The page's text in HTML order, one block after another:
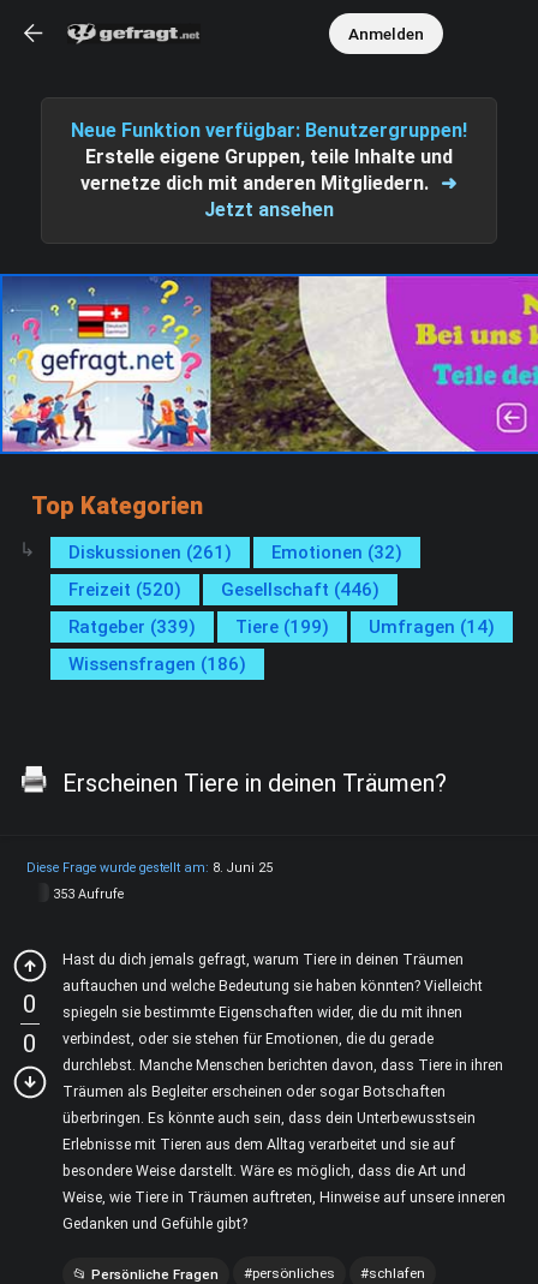
Neue Funktion verfügbar: Benutzergruppen!
Erstelle eigene Gruppen, teile Inhalte und
vernetze dich mit anderen Mitgliedern. ➜
Jetzt ansehen
Anmelden
Top Kategorien
Diskussionen (261)
Emotionen (32)
Freizeit (520)
Gesellschaft (446)
Ratgeber (339)
Tiere (199)
Umfragen (14)
Wissensfragen (186)
Erscheinen Tiere in deinen Träumen?
Diese Frage wurde gestellt am: 8. Juni 25
353 Aufrufe
0
0
Hast du dich jemals gefragt, warum Tiere in deinen Träumen
auftauchen und welche Bedeutung sie haben könnten? Vielleicht
spiegeln sie bestimmte Eigenschaften wider, die du mit ihnen
verbindest, oder sie stehen für Emotionen, die du gerade
durchlebst. Manche Menschen berichten davon, dass Tiere in ihren
Träumen als Begleiter erscheinen oder sogar Botschaften
überbringen. Es könnte auch sein, dass dein Unterbewusstsein
Erlebnisse mit Tieren aus dem Alltag verarbeitet und sie auf
besondere Weise darstellt. Wäre es möglich, dass die Art und
Weise, wie Tiere in Träumen auftreten, Hinweise auf unsere inneren
Gedanken und Gefühle gibt?
Persönliche Fragen persönliches schlafen